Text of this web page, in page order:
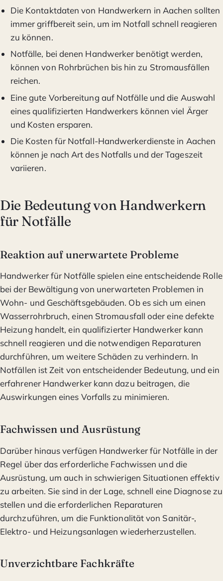
Die Kontaktdaten von Handwerkern in Aachen sollten
immer griffbereit sein, um im Notfall schnell reagieren
zu können.
Notfälle, bei denen Handwerker benötigt werden,
können von Rohrbrüchen bis hin zu Stromausfällen
reichen.
Eine gute Vorbereitung auf Notfälle und die Auswahl
eines qualifizierten Handwerkers können viel Ärger
und Kosten ersparen.
Die Kosten für Notfall-Handwerkerdienste in Aachen
können je nach Art des Notfalls und der Tageszeit
variieren.
Die Bedeutung von Handwerkern
für Notfälle
Reaktion auf unerwartete Probleme
Handwerker für Notfälle spielen eine entscheidende Rolle
bei der Bewältigung von unerwarteten Problemen in
Wohn- und Geschäftsgebäuden. Ob es sich um einen
Wasserrohrbruch, einen Stromausfall oder eine defekte
Heizung handelt, ein qualifizierter Handwerker kann
schnell reagieren und die notwendigen Reparaturen
durchführen, um weitere Schäden zu verhindern. In
Notfällen ist Zeit von entscheidender Bedeutung, und ein
erfahrener Handwerker kann dazu beitragen, die
Auswirkungen eines Vorfalls zu minimieren.
Fachwissen und Ausrüstung
Darüber hinaus verfügen Handwerker für Notfälle in der
Regel über das erforderliche Fachwissen und die
Ausrüstung, um auch in schwierigen Situationen effektiv
zu arbeiten. Sie sind in der Lage, schnell eine Diagnose zu
stellen und die erforderlichen Reparaturen
durchzuführen, um die Funktionalität von Sanitär-,
Elektro- und Heizungsanlagen wiederherzustellen.
Unverzichtbare Fachkräfte